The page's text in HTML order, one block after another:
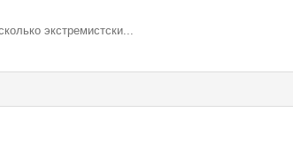
экстремистски...